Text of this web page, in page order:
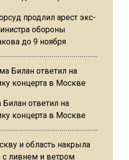
продлил арест экс-
обороны
до 9 ноября
ответил на
концерта в Москве